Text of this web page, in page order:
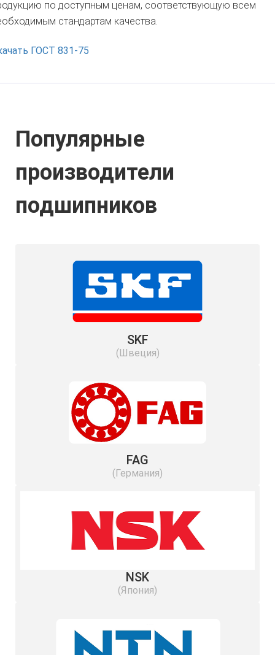
по доступным ценам, соответствующую всем
стандартам качества.
ГОСТ 831-75
Популярные
производители
подшипников
SKF
(Швеция)
FAG
(Германия)
NSK
(Япония)